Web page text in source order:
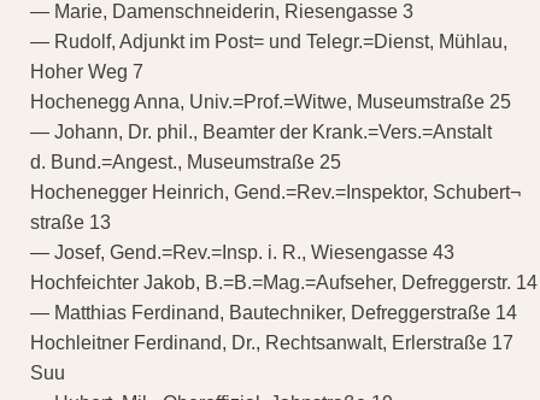
— Marie, Damenschneiderin, Riesengasse 3
— Rudolf, Adjunkt im Post= und Telegr.=Dienst, Mühlau,
Hoher Weg 7
Hochenegg Anna, Univ.=Prof.=Witwe, Museumstraße 25
— Johann, Dr. phil., Beamter der Krank.=Vers.=Anstalt
d. Bund.=Angest., Museumstraße 25
Hochenegger Heinrich, Gend.=Rev.=Inspektor, Schubert¬
straße 13
— Josef, Gend.=Rev.=Insp. i. R., Wiesengasse 43
Hochfeichter Jakob, B.=B.=Mag.=Aufseher, Defreggerstr. 14
— Matthias Ferdinand, Bautechniker, Defreggerstraße 14
Hochleitner Ferdinand, Dr., Rechtsanwalt, Erlerstraße 17
Suu